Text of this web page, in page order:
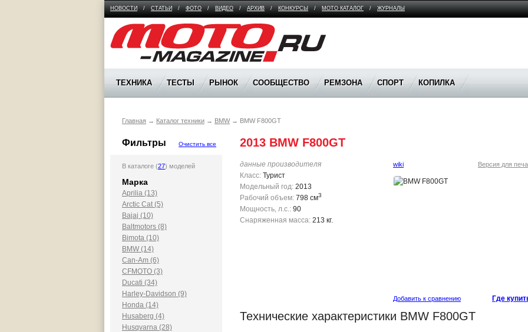
НОВОСТИ / СТАТЬИ / ФОТО / ВИДЕО / АРХИВ / КОНКУРСЫ / МОТО КАТАЛОГ / ЖУРНАЛЫ
Moto Magazine
ТЕХНИКА ТЕСТЫ РЫНОК СООБЩЕСТВО РЕМЗОНА СПОРТ КОПИЛКА
Главная → Каталог техники → BMW→ BMW F800GT
Фильтры Очистить все
В каталоге (27) моделей
Марка
Aprilia (13)
Arctic Cat (5)
Bajaj (10)
Baltmotors (8)
Bimota (10)
BMW (14)
Can-Am (6)
CFMOTO (3)
Ducati (34)
Harley-Davidson (9)
Honda (14)
Husaberg (4)
Husqvarna (28)
2013 BMW F800GT
данные производителя
Класс: Турист
Модельный год: 2013
Рабочий объем: 798 см3
Мощность, л.с.: 90
Снаряженная масса: 213 кг.
wiki Версия для
Добавить к сравнению Где
Технические характеристики BMW F800GT